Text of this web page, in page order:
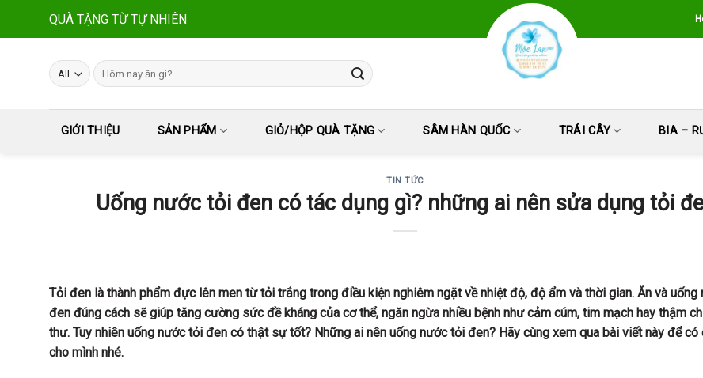
QUÀ TẶNG TỪ TỰ NHIÊN
Tìm
kiếm:
GIỚI THIỆU SẢN PHẨM GIỎ/HỘP QUÀ TẶNG SÂM HÀN QUỐC TRÁI CÂY BIA –
TIN TỨC
Uống nước tỏi đen có tác dụng gì? những ai nên sửa dụng tỏi
Tỏi đen là thành phẩm đực lên men từ tỏi trắng trong điều kiện nghiêm ngặt về nhiệt độ, độ ẩm và thời gian. Ăn và uống
đen đúng cách sẽ giúp tăng cường sức đề kháng của cơ thể, ngăn ngừa nhiều bệnh như cảm cúm, tim mạch hay thậm
thư. Tuy nhiên uống nước tỏi đen có thật sự tốt? Những ai nên uống nước tỏi đen? Hãy cùng xem qua bài viết này để có
cho mình nhé.